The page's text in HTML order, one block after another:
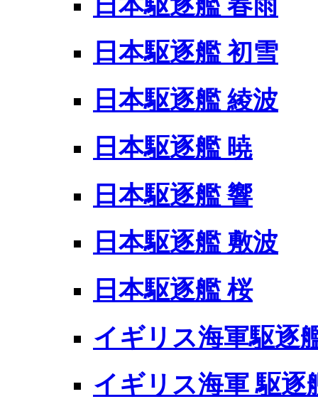
日本駆逐艦 初雪
日本駆逐艦 綾波
日本駆逐艦 暁
日本駆逐艦 響
日本駆逐艦 敷波
日本駆逐艦 桜
イギリス海軍駆逐
イギリス海軍 駆逐